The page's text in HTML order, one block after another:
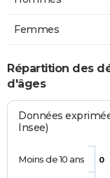
Femmes
Répartition des
d'âges
Données
Insee)
0
Moins de 10 ans